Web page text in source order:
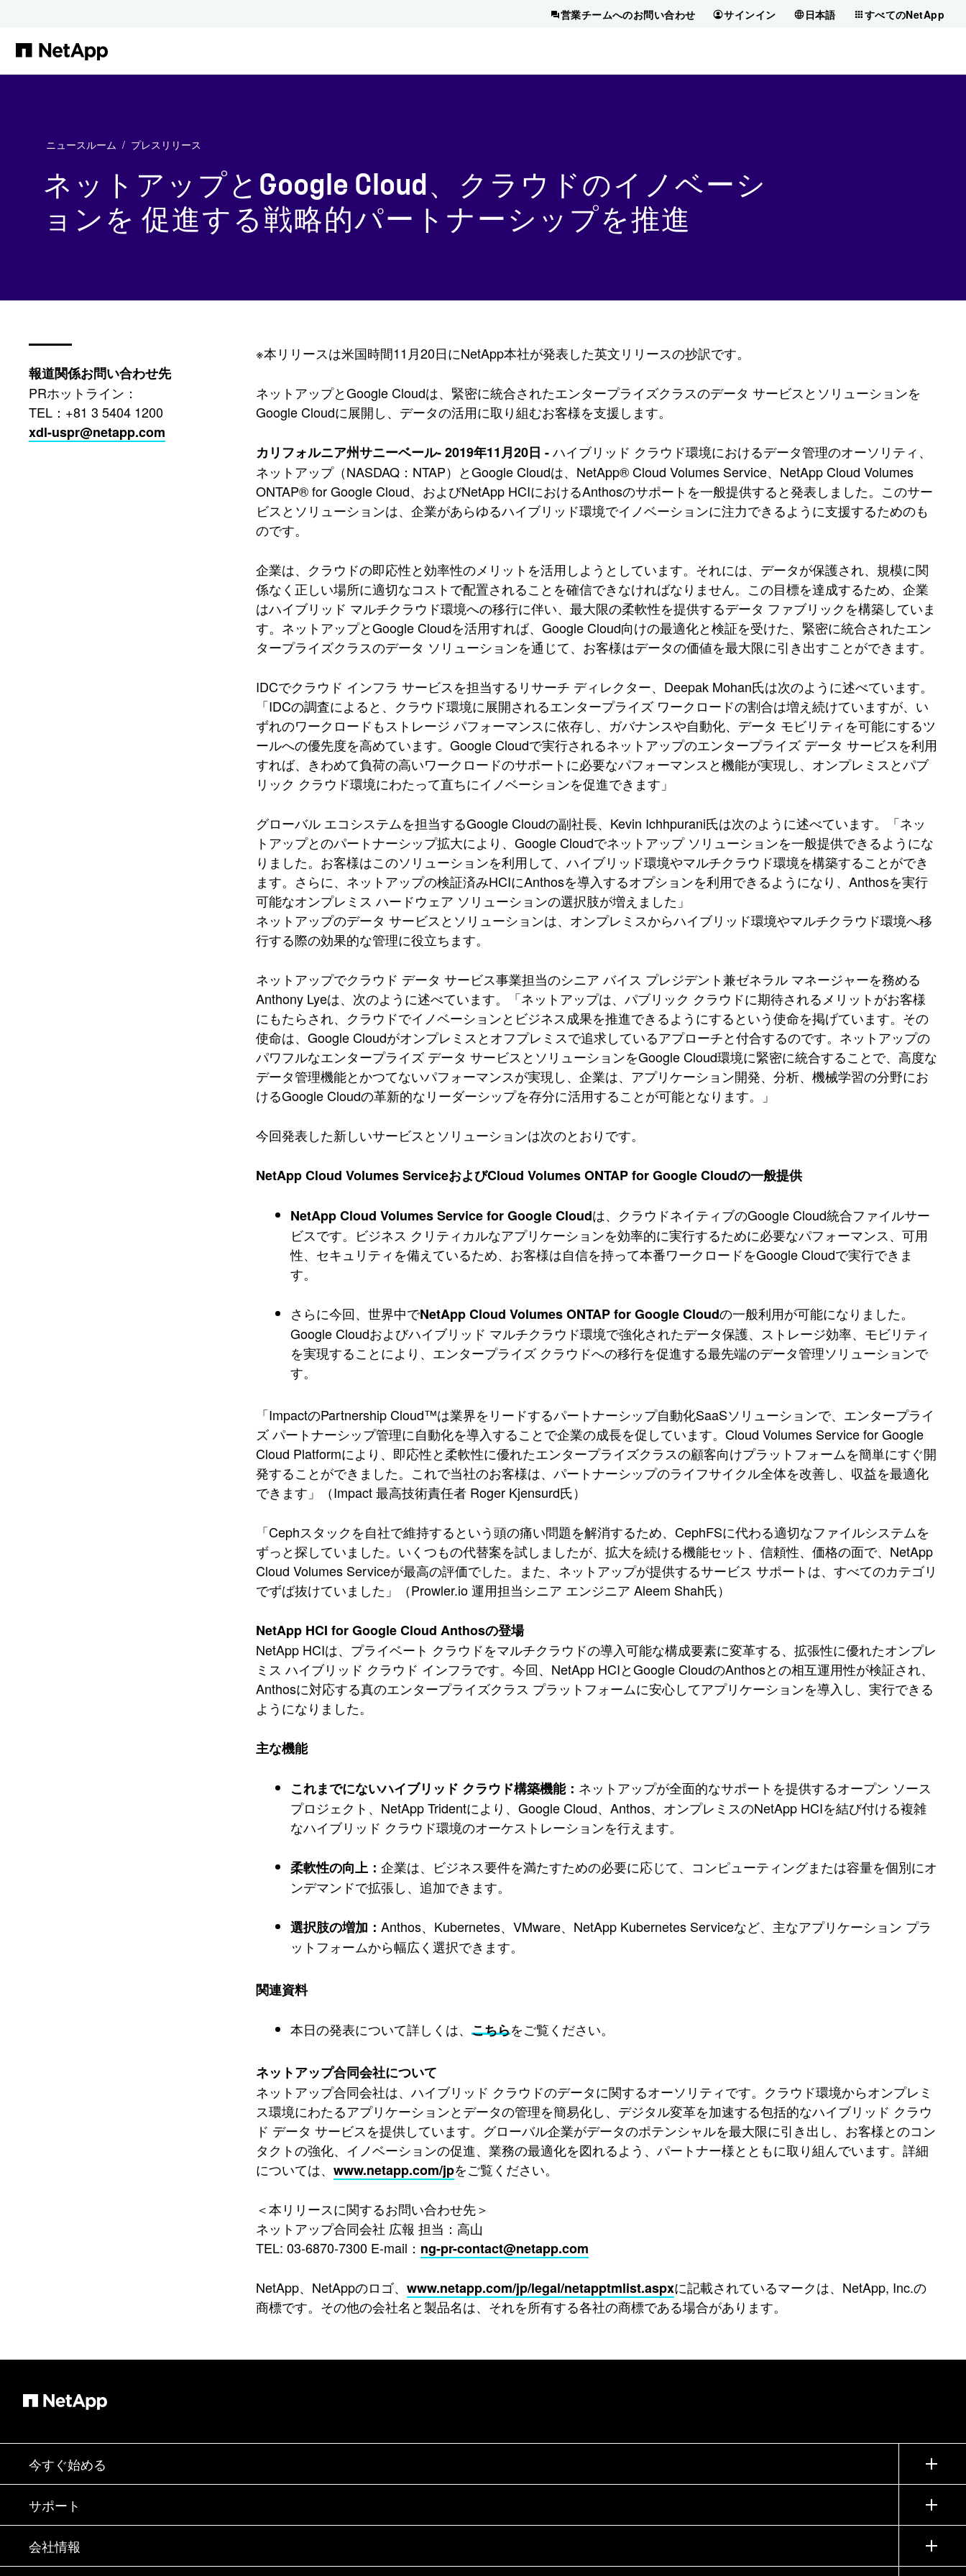
営業チームへのお問い合わせ サインイン 日本語 すべてのNetApp
ニュースルーム プレスリリース
ネットアップとGoogle Cloud、クラウドのイノベーシ
ョンを 促進する戦略的パートナーシップを推進
報道関係お問い合わせ先
PRホットライン：
TEL：+81 3 5404 1200
xdl-uspr@netapp.com
※本リリースは米国時間11月20日にNetApp本社が発表した英文リリースの抄訳です。
ネットアップとGoogle Cloudは、緊密に統合されたエンタープライズクラスのデータ サービスとソリューションを
Google Cloudに展開し、データの活用に取り組むお客様を支援します。
カリフォルニア州サニーベール- 2019年11月20日 -ハイブリッド クラウド環境におけるデータ管理のオーソリティ、
ネットアップ（NASDAQ：NTAP）とGoogle Cloudは、NetApp® Cloud Volumes Service、NetApp Cloud Volumes
ONTAP® for Google Cloud、およびNetApp HCIにおけるAnthosのサポートを一般提供すると発表しました。このサー
ビスとソリューションは、企業があらゆるハイブリッド環境でイノベーションに注力できるように支援するためのも
のです。
企業は、クラウドの即応性と効率性のメリットを活用しようとしています。それには、データが保護され、規模に関
係なく正しい場所に適切なコストで配置されることを確信できなければなりません。この目標を達成するため、企業
はハイブリッド マルチクラウド環境への移行に伴い、最大限の柔軟性を提供するデータ ファブリックを構築していま
す。ネットアップとGoogle Cloudを活用すれば、Google Cloud向けの最適化と検証を受けた、緊密に統合されたエン
タープライズクラスのデータ ソリューションを通じて、お客様はデータの価値を最大限に引き出すことができます。
IDCでクラウド インフラ サービスを担当するリサーチ ディレクター、Deepak Mohan氏は次のように述べています。
「IDCの調査によると、クラウド環境に展開されるエンタープライズ ワークロードの割合は増え続けていますが、い
ずれのワークロードもストレージ パフォーマンスに依存し、ガバナンスや自動化、データ モビリティを可能にするツ
ールへの優先度を高めています。Google Cloudで実行されるネットアップのエンタープライズ データ サービスを利用
すれば、きわめて負荷の高いワークロードのサポートに必要なパフォーマンスと機能が実現し、オンプレミスとパブ
リック クラウド環境にわたって直ちにイノベーションを促進できます」
グローバル エコシステムを担当するGoogle Cloudの副社長、Kevin Ichhpurani氏は次のように述べています。「ネッ
トアップとのパートナーシップ拡大により、Google Cloudでネットアップ ソリューションを一般提供できるようにな
りました。お客様はこのソリューションを利用して、ハイブリッド環境やマルチクラウド環境を構築することができ
ます。さらに、ネットアップの検証済みHCIにAnthosを導入するオプションを利用できるようになり、Anthosを実行
可能なオンプレミス ハードウェア ソリューションの選択肢が増えました」
ネットアップのデータ サービスとソリューションは、オンプレミスからハイブリッド環境やマルチクラウド環境へ移
行する際の効果的な管理に役立ちます。
ネットアップでクラウド データ サービス事業担当のシニア バイス プレジデント兼ゼネラル マネージャーを務める
Anthony Lyeは、次のように述べています。「ネットアップは、パブリック クラウドに期待されるメリットがお客様
にもたらされ、クラウドでイノベーションとビジネス成果を推進できるようにするという使命を掲げています。その
使命は、Google Cloudがオンプレミスとオフプレミスで追求しているアプローチと付合するのです。ネットアップの
パワフルなエンタープライズ データ サービスとソリューションをGoogle Cloud環境に緊密に統合することで、高度な
データ管理機能とかつてないパフォーマンスが実現し、企業は、アプリケーション開発、分析、機械学習の分野にお
けるGoogle Cloudの革新的なリーダーシップを存分に活用することが可能となります。」
今回発表した新しいサービスとソリューションは次のとおりです。
NetApp Cloud Volumes ServiceおよびCloud Volumes ONTAP for Google Cloudの一般提供
NetApp Cloud Volumes Service for Google Cloudは、クラウドネイティブのGoogle Cloud統合ファイルサー
ビスです。ビジネス クリティカルなアプリケーションを効率的に実行するために必要なパフォーマンス、可用
性、セキュリティを備えているため、お客様は自信を持って本番ワークロードをGoogle Cloudで実行できま
す。
さらに今回、世界中でNetApp Cloud Volumes ONTAP for Google Cloudの一般利用が可能になりました。
Google Cloudおよびハイブリッド マルチクラウド環境で強化されたデータ保護、ストレージ効率、モビリティ
を実現することにより、エンタープライズ クラウドへの移行を促進する最先端のデータ管理ソリューションで
す。
「ImpactのPartnership Cloud™は業界をリードするパートナーシップ自動化SaaSソリューションで、エンタープライ
ズ パートナーシップ管理に自動化を導入することで企業の成長を促しています。Cloud Volumes Service for Google
Cloud Platformにより、即応性と柔軟性に優れたエンタープライズクラスの顧客向けプラットフォームを簡単にすぐ開
発することができました。これで当社のお客様は、パートナーシップのライフサイクル全体を改善し、収益を最適化
できます」（Impact 最高技術責任者 Roger Kjensurd氏）
「Cephスタックを自社で維持するという頭の痛い問題を解消するため、CephFSに代わる適切なファイルシステムを
ずっと探していました。いくつもの代替案を試しましたが、拡大を続ける機能セット、信頼性、価格の面で、NetApp
Cloud Volumes Serviceが最高の評価でした。また、ネットアップが提供するサービス サポートは、すべてのカテゴリ
でずば抜けていました」（Prowler.io 運用担当シニア エンジニア Aleem Shah氏）
NetApp HCI for Google Cloud Anthosの登場
NetApp HCIは、プライベート クラウドをマルチクラウドの導入可能な構成要素に変革する、拡張性に優れたオンプレ
ミス ハイブリッド クラウド インフラです。今回、NetApp HCIとGoogle CloudのAnthosとの相互運用性が検証され、
Anthosに対応する真のエンタープライズクラス プラットフォームに安心してアプリケーションを導入し、実行できる
ようになりました。
主な機能
これまでにないハイブリッド クラウド構築機能： ネットアップが全面的なサポートを提供するオープン ソース
プロジェクト、NetApp Tridentにより、Google Cloud、Anthos、オンプレミスのNetApp HCIを結び付ける複雑
なハイブリッド クラウド環境のオーケストレーションを行えます。
柔軟性の向上： 企業は、ビジネス要件を満たすための必要に応じて、コンピューティングまたは容量を個別にオ
ンデマンドで拡張し、追加できます。
選択肢の増加： Anthos、Kubernetes、VMware、NetApp Kubernetes Serviceなど、主なアプリケーション プラ
ットフォームから幅広く選択できます。
関連資料
本日の発表について詳しくは、 こちらをご覧ください。
ネットアップ合同会社について
ネットアップ合同会社は、ハイブリッド クラウドのデータに関するオーソリティです。クラウド環境からオンプレミ
ス環境にわたるアプリケーションとデータの管理を簡易化し、デジタル変革を加速する包括的なハイブリッド クラウ
ド データ サービスを提供しています。グローバル企業がデータのポテンシャルを最大限に引き出し、お客様とのコン
タクトの強化、イノベーションの促進、業務の最適化を図れるよう、パートナー様とともに取り組んでいます。詳細
については、 www.netapp.com/jpをご覧ください。
＜本リリースに関するお問い合わせ先＞
ネットアップ合同会社 広報 担当：高山
TEL: 03-6870-7300 E-mail： ng-pr-contact@netapp.com
NetApp、NetAppのロゴ、 www.netapp.com/jp/legal/netapptmlist.aspxに記載されているマークは、NetApp, Inc.の
商標です。その他の会社名と製品名は、それを所有する各社の商標である場合があります。
今すぐ始める
購入方法
営業チームへのお問い合わせ
パートナーを検索
サポート
サポート
トレーニング
会社情報